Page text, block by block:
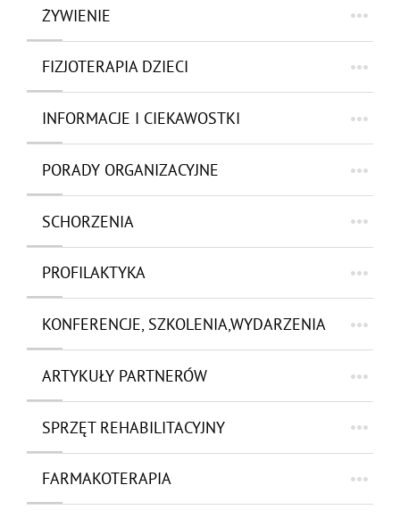
ŻYWIENIE
FIZJOTERAPIA DZIECI
INFORMACJE I CIEKAWOSTKI
PORADY ORGANIZACYJNE
SCHORZENIA
PROFILAKTYKA
KONFERENCJE, SZKOLENIA,WYDARZENIA
ARTYKUŁY PARTNERÓW
SPRZĘT REHABILITACYJNY
FARMAKOTERAPIA